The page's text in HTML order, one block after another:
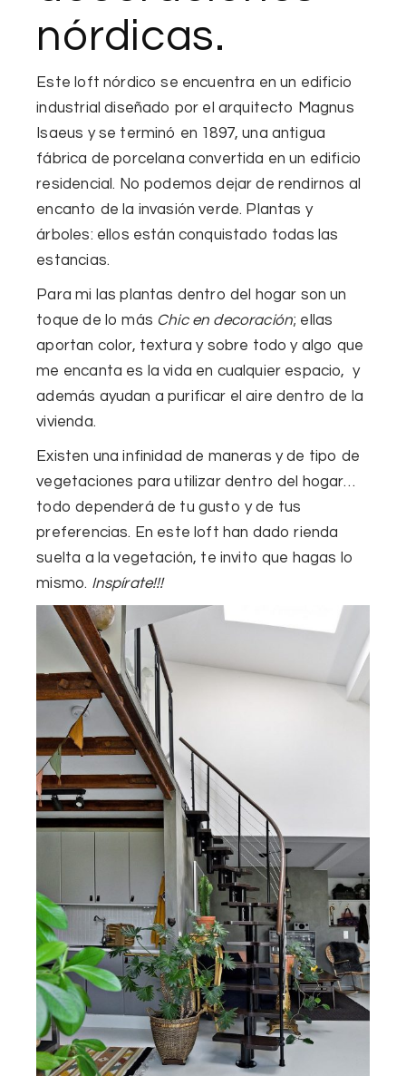
nórdicas.
Este loft nórdico se encuentra en un edificio
industrial diseñado por el arquitecto Magnus
Isaeus y se terminó en 1897, una antigua
fábrica de porcelana convertida en un edificio
residencial. No podemos dejar de rendirnos al
encanto de la invasión verde. Plantas y
árboles: ellos están conquistado todas las
estancias.
Para mi las plantas dentro del hogar son un
toque de lo más Chic en decoración; ellas
aportan color, textura y sobre todo y algo que
me encanta es la vida en cualquier espacio, y
además ayudan a purificar el aire dentro de la
vivienda.
Existen una infinidad de maneras y de tipo de
vegetaciones para utilizar dentro del hogar…
todo dependerá de tu gusto y de tus
preferencias. En este loft han dado rienda
suelta a la vegetación, te invito que hagas lo
mismo. Inspírate!!!